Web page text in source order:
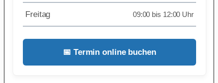
Freitag 09:00 bis 12:00 Uhr
📅 Termin online buchen